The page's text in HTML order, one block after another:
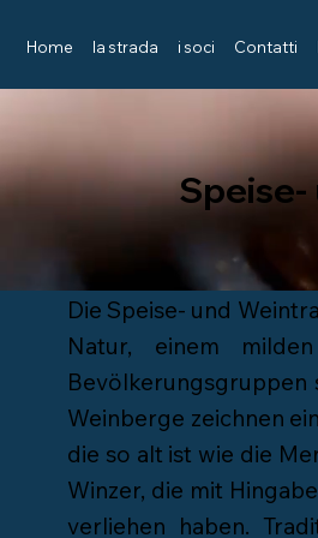
Home la strada i soci Contatti
Speise-
Die Speise- und
Natur, einem
Bevölkerungsgruppen
Weinberge zeichnen
die so alt ist wie die
Winzer, die mit
verliehen haben.